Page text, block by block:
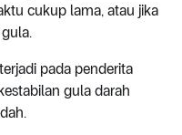
cukup lama, atau jika
pada penderita
gula darah